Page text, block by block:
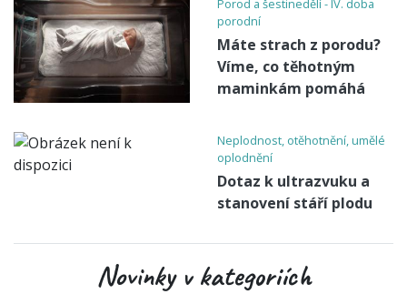
Porod a šestinedělí - IV. doba
porodní
Máte strach z porodu?
Víme, co těhotným
maminkám pomáhá
Neplodnost, otěhotnění, umělé
oplodnění
Dotaz k ultrazvuku a
stanovení stáří plodu
Novinky v kategoriích